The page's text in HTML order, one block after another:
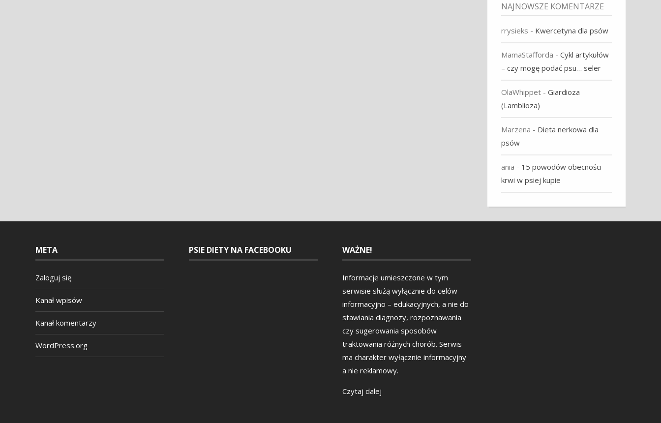
NAJNOWSZE KOMENTARZE
rrysieks - Kwercetyna dla psów
MamaStafforda -Cykl artykułów
– czy mogę podać psu… seler
OlaWhippet -Giardioza
(Lamblioza)
Marzena - Dieta nerkowa dla
psów
ania - 15 powodów obecności
krwi w psiej kupie
META
Zaloguj się
Kanał wpisów
Kanał komentarzy
WordPress.org
PSIE DIETY NA FACEBOOKU WAŻNE!
Informacje umieszczone w tym
serwisie służą wyłącznie do celów
informacyjno – edukacyjnych, a nie do
stawiania diagnozy, rozpoznawania
czy sugerowania sposobów
traktowania różnych chorób. Serwis
ma charakter wyłącznie informacyjny
a nie reklamowy.
Czytaj dalej